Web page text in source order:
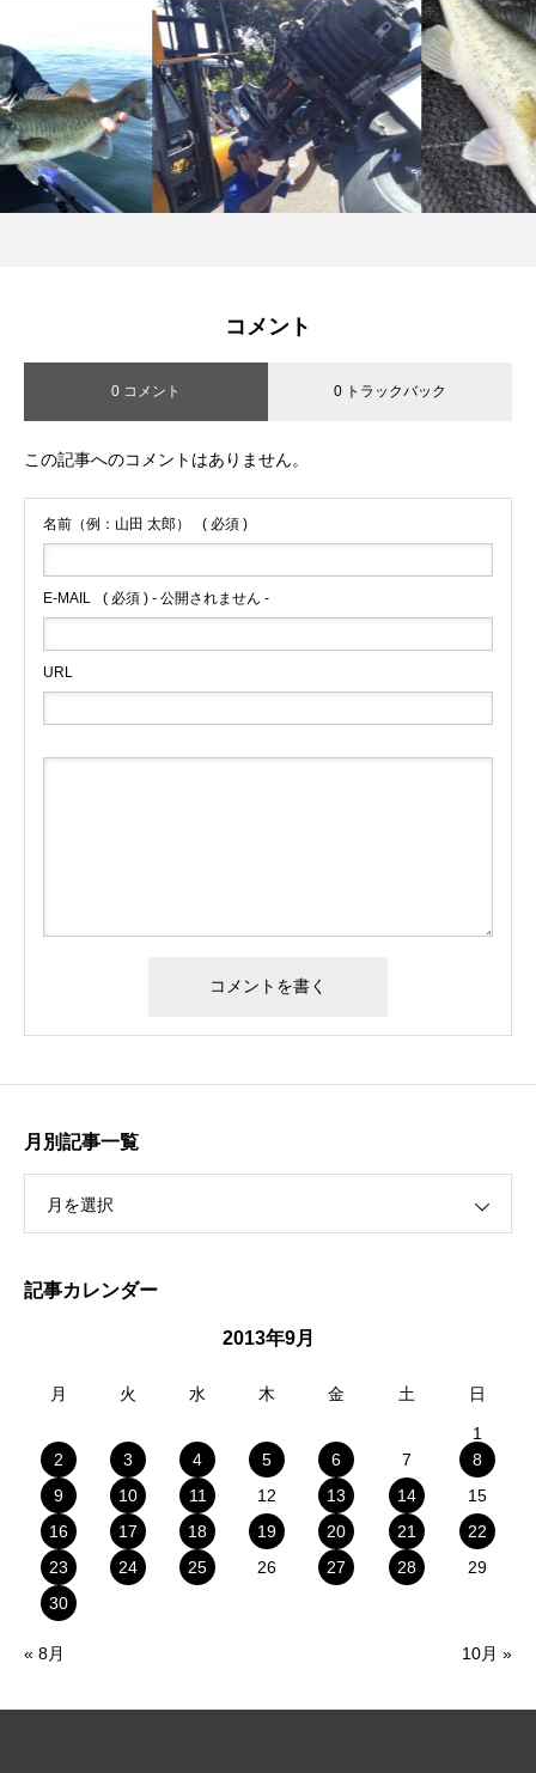
コメント
0 コメント 0 トラックバック
この記事へのコメントはありません。
名前（例：山田 太郎） ( 必須 )
E-MAIL ( 必須 ) - 公開されません -
URL
月別記事一覧
月を選択
記事カレンダー
2013年9月
月 火 水 木 金 土 日
1
2
3 4 5 6 7
8
9
10 11 12 13 14
15
16
17 18 19 20 21
22
23
24 25 26 27 28
29
30
« 8月 10月 »